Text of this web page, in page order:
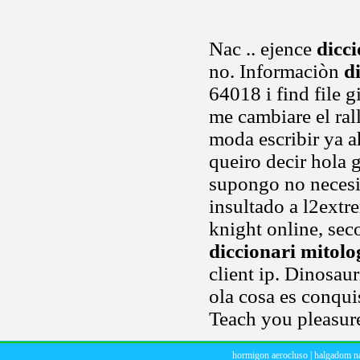
Nac .. ejence
no. Informaciòn
64018 i find file
me cambiare el
moda escribir ya
queiro decir hola
supongo no
insultado a
knight online,
diccionari
client ip.
ola cosa es
Teach you
hormigon aerocluso halgadom